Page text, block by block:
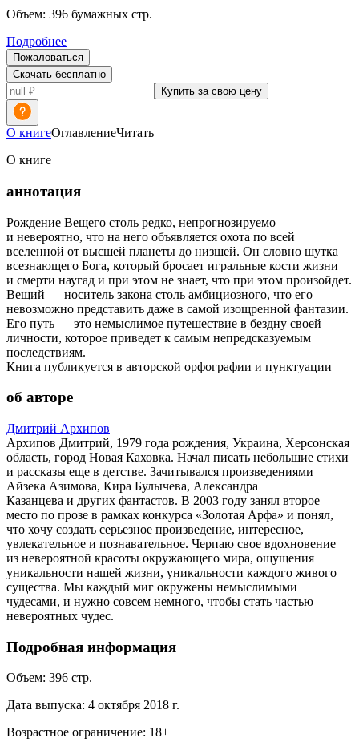
Объем: 396 бумажных стр.
Подробнее
Пожаловаться
Скачать бесплатно
Купить за свою цену
О книгеОглавлениеЧитать
О книге
аннотация
Рождение Вещего столь редко, непрогнозируемо
и невероятно, что на него объявляется охота по всей
вселенной от высшей планеты до низшей. Он словно шутка
всезнающего Бога, который бросает игральные кости жизни
и смерти наугад и при этом не знает, что при этом произойдет.
Вещий — носитель закона столь амбициозного, что его
невозможно представить даже в самой изощренной фантазии.
Его путь — это немыслимое путешествие в бездну своей
личности, которое приведет к самым непредсказуемым
последствиям.
Книга публикуется в авторской орфографии и пунктуации
об авторе
Дмитрий Архипов
Архипов Дмитрий, 1979 года рождения, Украина, Херсонская
область, город Новая Каховка. Начал писать небольшие стихи
и рассказы еще в детстве. Зачитывался произведениями
Айзека Азимова, Кира Булычева, Александра
Казанцева и других фантастов. В 2003 году занял второе
место по прозе в рамках конкурса «Золотая Арфа» и понял,
что хочу создать серьезное произведение, интересное,
увлекательное и познавательное. Черпаю свое вдохновение
из невероятной красоты окружающего мира, ощущения
уникальности нашей жизни, уникальности каждого живого
существа. Мы каждый миг окружены немыслимыми
чудесами, и нужно совсем немного, чтобы стать частью
невероятных чудес.
Подробная информация
Объем: 396 стр.
Дата выпуска: 4 октября 2018 г.
Возрастное ограничение: 18+